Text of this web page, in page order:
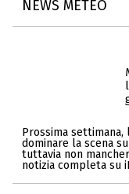
NEWS METEO
Prossima
dominare la scena
tuttavia non
notizia completa su